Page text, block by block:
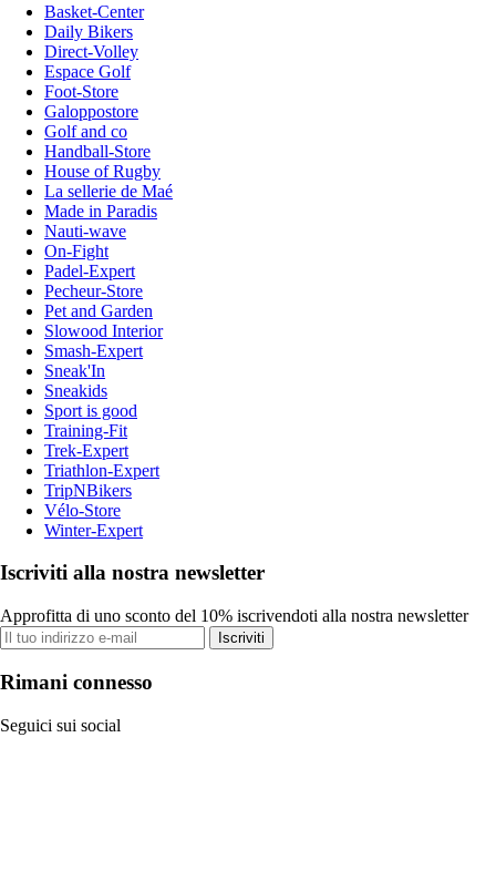
Basket-Center
Daily Bikers
Direct-Volley
Espace Golf
Foot-Store
Galoppostore
Golf and co
Handball-Store
House of Rugby
La sellerie de Maé
Made in Paradis
Nauti-wave
On-Fight
Padel-Expert
Pecheur-Store
Pet and Garden
Slowood Interior
Smash-Expert
Sneak'In
Sneakids
Sport is good
Training-Fit
Trek-Expert
Triathlon-Expert
TripNBikers
Vélo-Store
Winter-Expert
Iscriviti alla nostra newsletter
Approfitta di uno sconto del 10% iscrivendoti alla nostra newsletter
Iscriviti
Rimani connesso
Seguici sui social